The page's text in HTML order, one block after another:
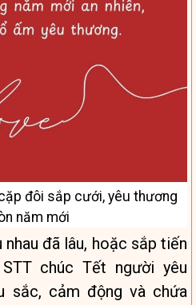
đôi sắp cưới, yêu thương
năm mới
đã lâu, hoặc sắp tiến
chúc Tết người yêu
sắc, cảm động và chứa